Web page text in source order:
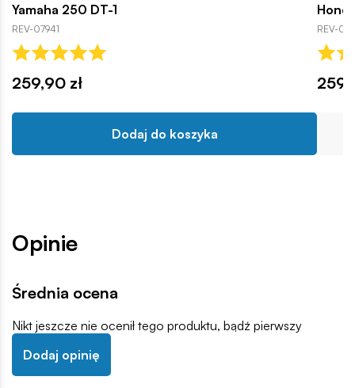
Yamaha 250 DT-1
REV-07941
259,90 zł
Dodaj do koszyka
REV-
Opinie
Średnia ocena
Nikt jeszcze nie ocenił tego produktu, bądź pierwszy
Dodaj opinię